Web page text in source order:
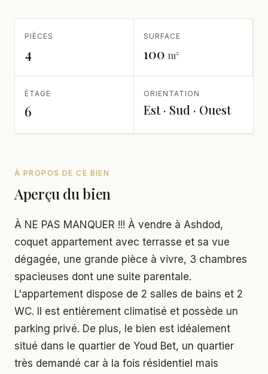
PIÈCES
4
SURFACE
100 m²
ÉTAGE
6
ORIENTATION
Est · Sud · Ouest
À PROPOS DE CE BIEN
Aperçu du bien
À NE PAS MANQUER !!! À vendre à Ashdod,
coquet appartement avec terrasse et sa vue
dégagée, une grande pièce à vivre, 3 chambres
spacieuses dont une suite parentale.
L'appartement dispose de 2 salles de bains et 2
WC. Il est entièrement climatisé et possède un
parking privé. De plus, le bien est idéalement
situé dans le quartier de Youd Bet, un quartier
très demandé car à la fois résidentiel mais